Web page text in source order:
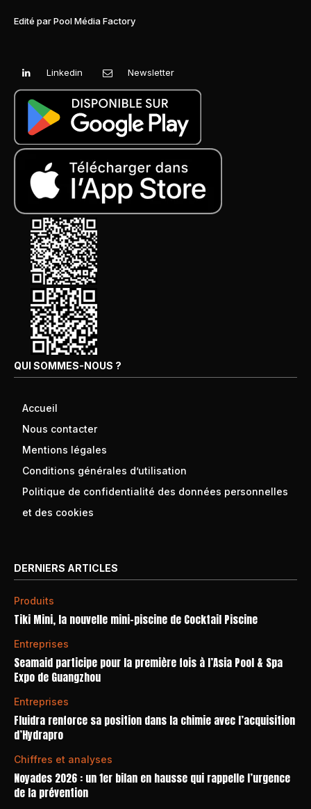
Edité par Pool Média Factory
Linkedin Newsletter
QUI SOMMES-NOUS ?
Accueil
Nous contacter
Mentions légales
Conditions générales d’utilisation
Politique de confidentialité des données personnelles
et des cookies
DERNIERS ARTICLES
Produits
Tiki Mini, la nouvelle mini-piscine de Cocktail Piscine
Entreprises
Seamaid participe pour la première fois à l’Asia Pool & Spa
Expo de Guangzhou
Entreprises
Fluidra renforce sa position dans la chimie avec l’acquisition
d’Hydrapro
Chiffres et analyses
Noyades 2026 : un 1er bilan en hausse qui rappelle l’urgence
de la prévention